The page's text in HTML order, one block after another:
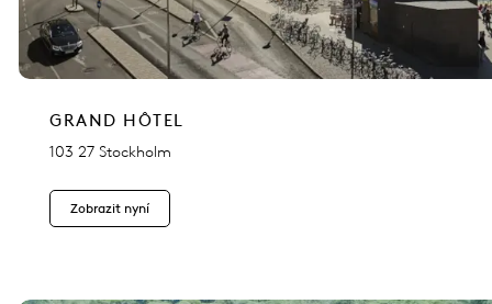
GRAND HÔTEL
103 27 Stockholm
Zobrazit nyní